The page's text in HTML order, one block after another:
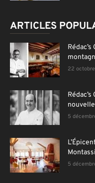
ARTICLES
22
5
5